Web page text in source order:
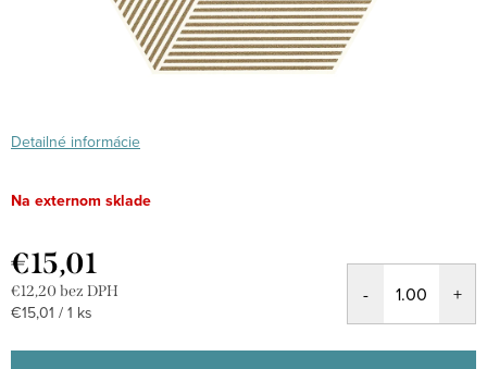
Detailné informácie
Na externom sklade
€15,01
€12,20 bez DPH
Jednotková
€15,01 / 1 ks